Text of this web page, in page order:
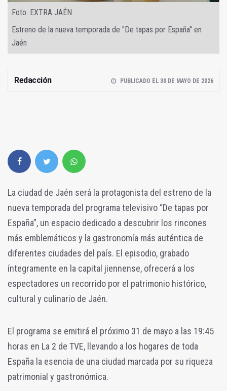
Foto: EXTRA JAÉN
Estreno de la nueva temporada de "De tapas por España" en
Jaén
Redacción PUBLICADO EL 30 DE MAYO DE 2026
La ciudad de Jaén será la protagonista del estreno de la
nueva temporada del programa televisivo “De tapas por
España”, un espacio dedicado a descubrir los rincones
más emblemáticos y la gastronomía más auténtica de
diferentes ciudades del país. El episodio, grabado
íntegramente en la capital jiennense, ofrecerá a los
espectadores un recorrido por el patrimonio histórico,
cultural y culinario de Jaén.
El programa se emitirá el próximo 31 de mayo a las 19:45
horas en La 2 de TVE, llevando a los hogares de toda
España la esencia de una ciudad marcada por su riqueza
patrimonial y gastronómica.